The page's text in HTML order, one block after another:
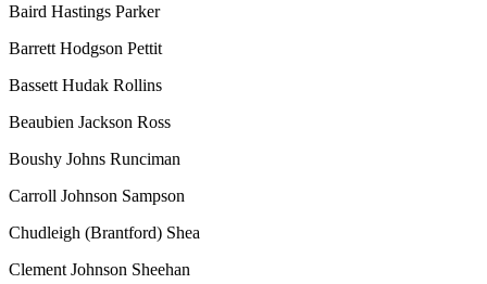
Baird Hastings Parker
Barrett Hodgson Pettit
Bassett Hudak Rollins
Beaubien Jackson Ross
Boushy Johns Runciman
Carroll Johnson Sampson
Chudleigh (Brantford) Shea
Clement Johnson Sheehan